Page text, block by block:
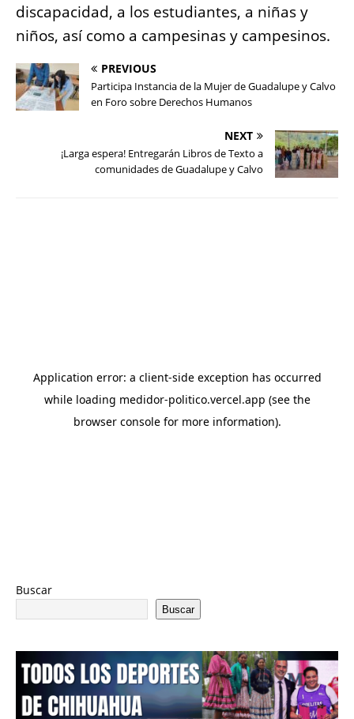
discapacidad, a los estudiantes, a niñas y
niños, así como a campesinas y campesinos.
PREVIOUS
Participa Instancia de la Mujer de Guadalupe y Calvo
en Foro sobre Derechos Humanos
NEXT
¡Larga espera! Entregarán Libros de Texto a
comunidades de Guadalupe y Calvo
Buscar
Buscar